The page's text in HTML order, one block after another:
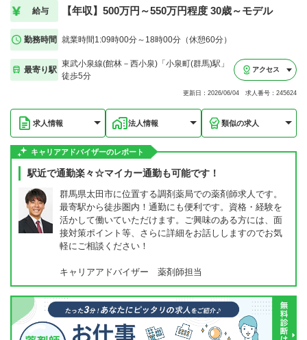
給与 【年収】500万円～550万円程度 30歳～モデル
勤務時間 就業時間1:09時00分～18時00分（休憩60分）
最寄り駅
東武小泉線(館林－西小泉)「小泉町(群馬)駅」
徒歩5分
アクセス
更新日：2026/06/04 求人番号：245624
求人情報 法人情報 類似の求人
キャリアアドバイザーのレポート
駅近で通勤楽々☆マイカー通勤も可能です！
群馬県太田市に位置する調剤薬局での薬剤師求人です。
最寄駅から徒歩圏内！通勤にも便利です。資格・経験を
活かして働いていただけます。ご興味のある方には、面
接対策ポイント等、さらに詳細をお話ししますのでお気
軽にご相談ください！
キャリアアドバイザー 薬剤師担当